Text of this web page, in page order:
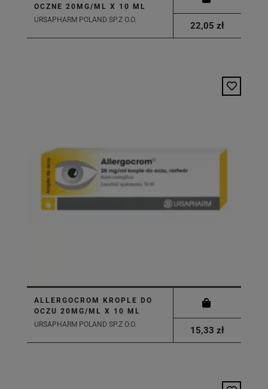
OCZNE 20MG/ML X 10 ML
URSAPHARM POLAND SP.Z O.O.
22,05 zł
ALLERGOCROM KROPLE DO
OCZU 20MG/ML X 10 ML
URSAPHARM POLAND SP.Z O.O.
15,33 zł